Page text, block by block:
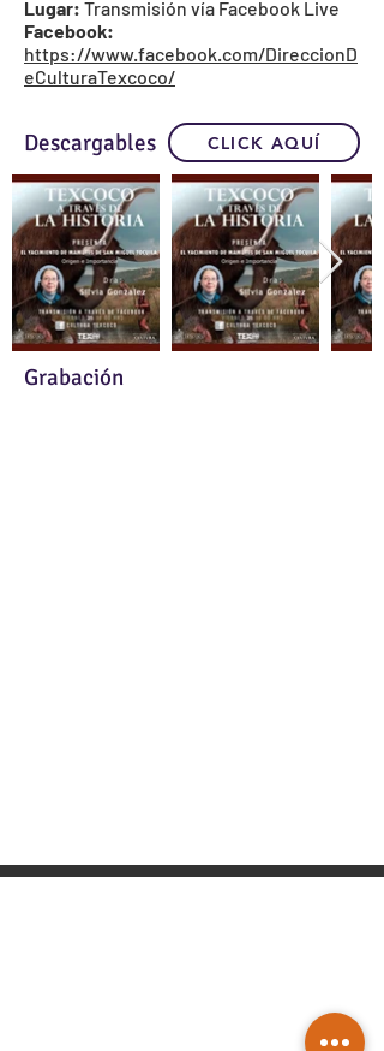
Lugar: Transmisión vía Facebook Live
Facebook:
https://www.facebook.com/DireccionD
eCulturaTexcoco/
Descargables CLICK AQUÍ
Grabación